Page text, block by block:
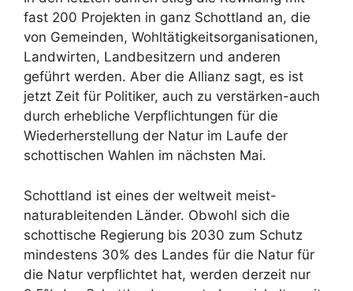
fast 200 Projekten in ganz Schottland an, die
von Gemeinden, Wohltätigkeitsorganisationen,
Landwirten, Landbesitzern und anderen
geführt werden. Aber die Allianz sagt, es ist
jetzt Zeit für Politiker, auch zu verstärken-auch
durch erhebliche Verpflichtungen für die
Wiederherstellung der Natur im Laufe der
schottischen Wahlen im nächsten Mai.
Schottland ist eines der weltweit meist-
naturableitenden Länder. Obwohl sich die
schottische Regierung bis 2030 zum Schutz
mindestens 30% des Landes für die Natur für
die Natur verpflichtet hat, werden derzeit nur